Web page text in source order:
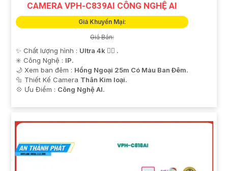
CAMERA VPH-C839AI CÔNG NGHỆ AI
Giá Khuyến Mại:
Giá Bán:
✨ Chất lượng hình : Ultra 4k 👍🏾 .
✳️ Công Nghệ : IP.
🌙 Xem ban đêm : Hồng Ngoại 25m Có Màu Ban Ðêm.
🔩 Thiết Kế Camera Thân Kim loại.
️💠 Ưu Điểm : Công Nghệ AI.